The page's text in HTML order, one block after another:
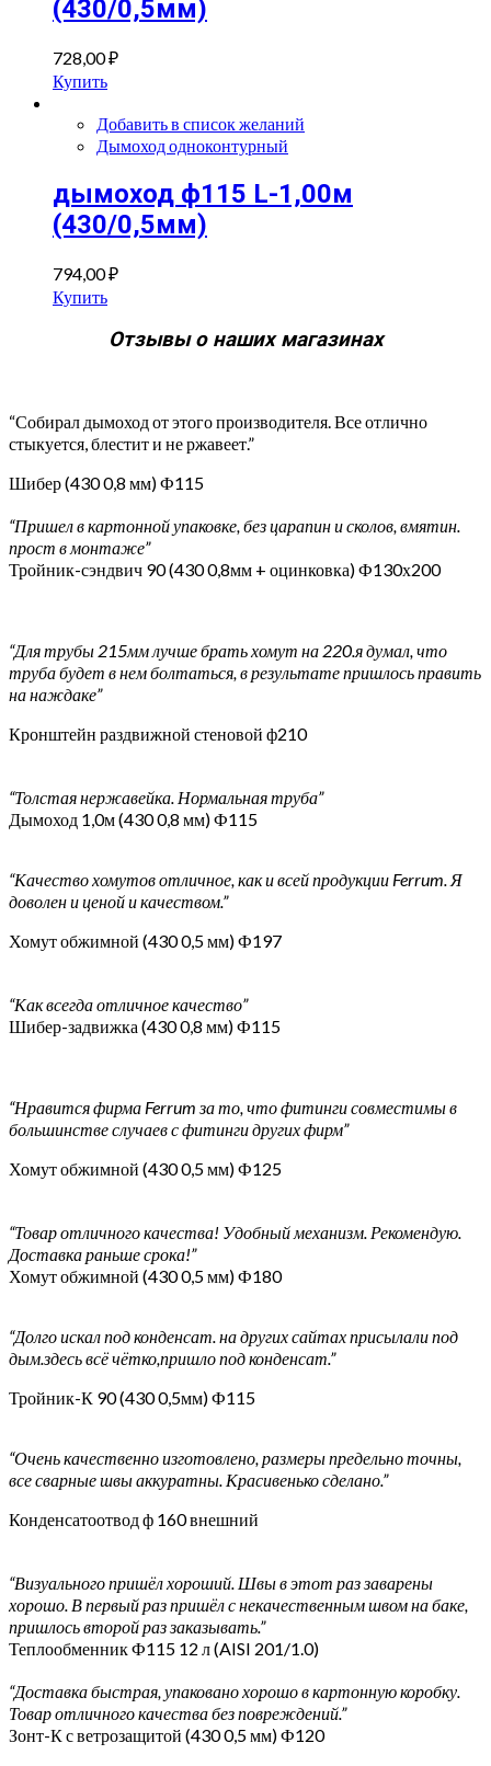
(430/0,5мм)
728,00₽
Купить
Добавить в список желаний
Дымоход одноконтурный
дымоход ф115 L-1,00м
(430/0,5мм)
794,00₽
Купить
Отзывы о наших магазинах
“Собирал дымоход от этого производителя. Все отлично
стыкуется, блестит и не ржавеет.”
Шибер (430 0,8 мм) Ф115
“Пришел в картонной упаковке, без царапин и сколов, вмятин.
прост в монтаже”
Тройник-сэндвич 90 (430 0,8мм + оцинковка) Ф130х200
“Для трубы 215мм лучше брать хомут на 220.я думал, что
труба будет в нем болтаться, в результате пришлось править
на наждаке”
Кронштейн раздвижной стеновой ф210
“Толстая нержавейка. Нормальная труба”
Дымоход 1,0м (430 0,8 мм) Ф115
“Качество хомутов отличное, как и всей продукции Ferrum. Я
доволен и ценой и качеством.”
Хомут обжимной (430 0,5 мм) Ф197
“Как всегда отличное качество”
Шибер-задвижка (430 0,8 мм) Ф115
“Нравится фирма Ferrum за то, что фитинги совместимы в
большинстве случаев с фитинги других фирм”
Хомут обжимной (430 0,5 мм) Ф125
“Товар отличного качества! Удобный механизм. Рекомендую.
Доставка раньше срока!”
Хомут обжимной (430 0,5 мм) Ф180
“Долго искал под конденсат. на других сайтах присылали под
дым.здесь всё чётко,пришло под конденсат.”
Тройник-К 90 (430 0,5мм) Ф115
“Очень качественно изготовлено, размеры предельно точны,
все сварные швы аккуратны. Красивенько сделано.”
Конденсатоотвод ф 160 внешний
“Визуального пришёл хороший. Швы в этот раз заварены
хорошо. В первый раз пришёл с некачественным швом на баке,
пришлось второй раз заказывать.”
Теплообменник Ф115 12 л (AISI 201/1.0)
“Доставка быстрая, упаковано хорошо в картонную коробку.
Товар отличного качества без повреждений.”
Зонт-К с ветрозащитой (430 0,5 мм) Ф120